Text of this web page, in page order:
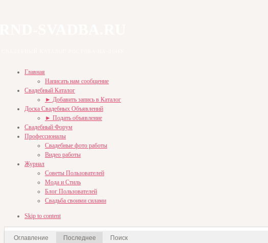
Главная
Написать нам сообщение
Свадебный Каталог
► Добавить запись в Каталог
Доска Свадебных Объявлений
► Подать объявление
Свадебный Форум
Профессионалы
Свадебные фото работы
Видео работы
Журнал
Советы Пользователей
Мода и Стиль
Блог Пользователей
Свадьба своими силами
Skip to content
Оглавление Последнее Поиск